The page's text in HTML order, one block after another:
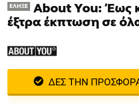
ΈΛΗΞΕ
About You: Έως
έξτρα έκπτωση σε
ΔΕΣ ΤΗΝ